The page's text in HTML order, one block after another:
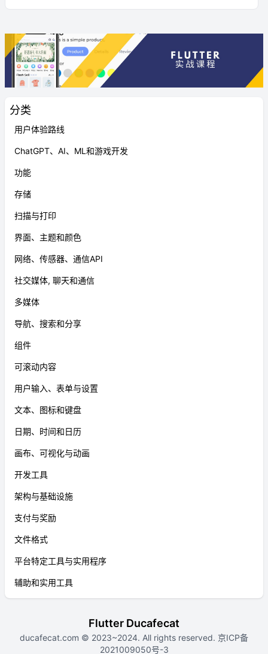
分类
用户体验路线
ChatGPT、AI、ML和游戏开发
功能
存储
扫描与打印
界面、主题和颜色
网络、传感器、通信API
社交媒体, 聊天和通信
多媒体
导航、搜索和分享
组件
可滚动内容
用户输入、表单与设置
文本、图标和键盘
日期、时间和日历
画布、可视化与动画
开发工具
架构与基础设施
支付与奖励
文件格式
平台特定工具与实用程序
辅助和实用工具
Flutter Ducafecat
ducafecat.com © 2023~2024. All rights reserved. 京ICP备
2021009050号-3